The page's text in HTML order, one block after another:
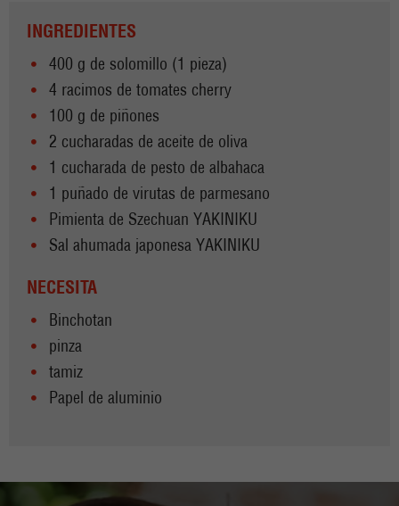
INGREDIENTES
400 g de solomillo (1 pieza)
4 racimos de tomates cherry
100 g de piñones
2 cucharadas de aceite de oliva
1 cucharada de pesto de albahaca
1 puñado de virutas de parmesano
Pimienta de Szechuan YAKINIKU
Sal ahumada japonesa YAKINIKU
NECESITA
Binchotan
pinza
tamiz
Papel de aluminio